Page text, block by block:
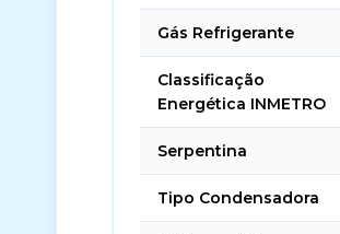
Gás Refrigerante
Classificação
Energética INMETRO
Serpentina
Tipo Condensadora